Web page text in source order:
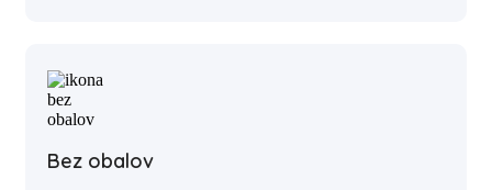
Bez obalov